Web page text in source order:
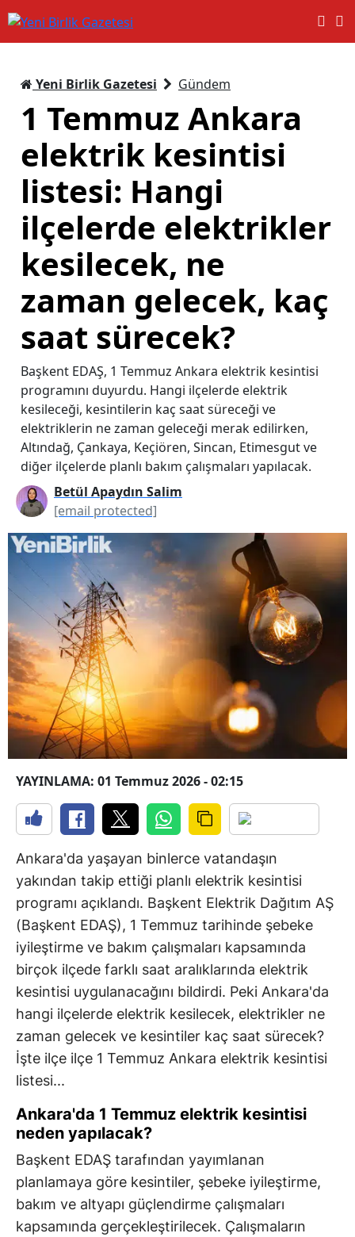
Yeni Birlik Gazetesi Gündem
1 Temmuz Ankara
elektrik kesintisi
listesi: Hangi
ilçelerde elektrikler
kesilecek, ne
zaman gelecek, kaç
saat sürecek?
Başkent EDAŞ, 1 Temmuz Ankara elektrik kesintisi
programını duyurdu. Hangi ilçelerde elektrik
kesileceği, kesintilerin kaç saat süreceği ve
elektriklerin ne zaman geleceği merak edilirken,
Altındağ, Çankaya, Keçiören, Sincan, Etimesgut ve
diğer ilçelerde planlı bakım çalışmaları yapılacak.
Betül Apaydın Salim
[email protected]
YAYINLAMA: 01 Temmuz 2026 - 02:15
Ankara'da yaşayan binlerce vatandaşın
yakından takip ettiği planlı elektrik kesintisi
programı açıklandı. Başkent Elektrik Dağıtım AŞ
(Başkent EDAŞ), 1 Temmuz tarihinde şebeke
iyileştirme ve bakım çalışmaları kapsamında
birçok ilçede farklı saat aralıklarında elektrik
kesintisi uygulanacağını bildirdi. Peki Ankara'da
hangi ilçelerde elektrik kesilecek, elektrikler ne
zaman gelecek ve kesintiler kaç saat sürecek?
İşte ilçe ilçe 1 Temmuz Ankara elektrik kesintisi
listesi...
Ankara'da 1 Temmuz elektrik kesintisi
neden yapılacak?
Başkent EDAŞ tarafından yayımlanan
planlamaya göre kesintiler, şebeke iyileştirme,
bakım ve altyapı güçlendirme çalışmaları
kapsamında gerçekleştirilecek. Çalışmaların